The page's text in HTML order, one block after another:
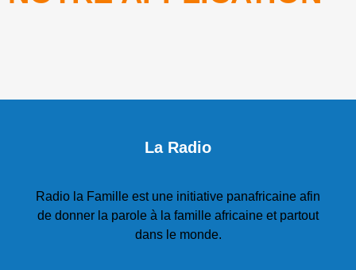
La Radio
Radio la Famille est une initiative panafricaine afin
de donner la parole à la famille africaine et partout
dans le monde.